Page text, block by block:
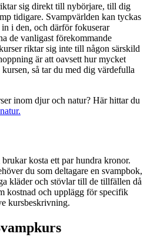
sig direkt till nybörjare, till dig
tidigare. Svampvärlden kan tyckas
i den, och därför fokuserar
de vanligast förekommande
riktar sig inte till någon särskild
är att oavsett hur mycket
så tar du med dig värdefulla
inom djur och natur? Här hittar du
kosta ett par hundra kronor.
du som deltagare en svampbok,
kläder och stövlar till de tillfällen då
kostnad och upplägg för specifik
kursbeskrivning.